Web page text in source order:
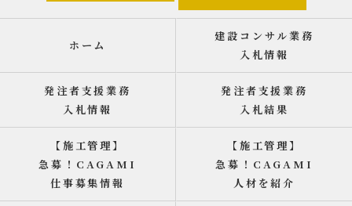
ホーム
建設コンサル業務
入札情報
発注者支援業務
入札情報
発注者支援業務
入札結果
【施工管理】
急募！CAGAMI
仕事募集情報
【施工管理】
急募！CAGAMI
人材を紹介